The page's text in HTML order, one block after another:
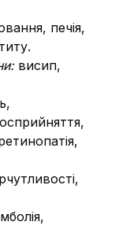
печія,
висип,